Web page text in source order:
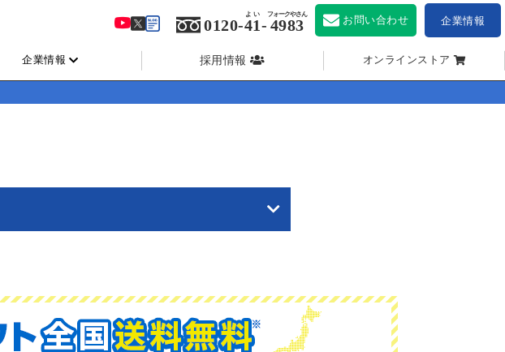
企業情報 採用情報 オンラインストア
0120-41
よい
- 4983
フォークやさん お問い合わせ 企業情報